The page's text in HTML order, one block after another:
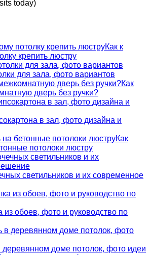
today)
Как к
крепить люстру
для зала, фото вариантов
Как
дверь без ручки?
в зал, фото дизайна и
Как
потолоки люстру
светильников и их современное
из обоев, фото и руководство по
деревянном доме потолок, фото идеи